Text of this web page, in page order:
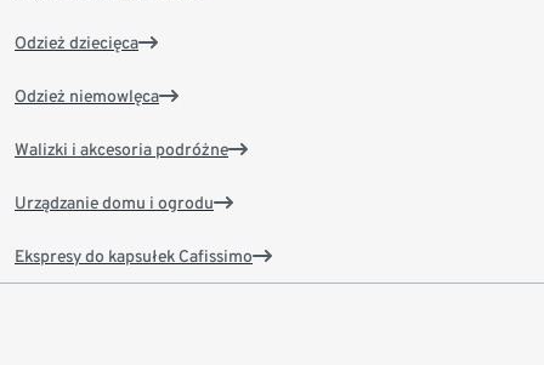
Odzież dziecięca
Odzież niemowlęca
Walizki i akcesoria podróżne
Urządzanie domu i ogrodu
Ekspresy do kapsułek Cafissimo